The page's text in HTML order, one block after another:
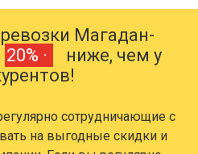
Магадан-
20% ·
ниже, чем у
сотрудничающие с
на выгодные скидки и